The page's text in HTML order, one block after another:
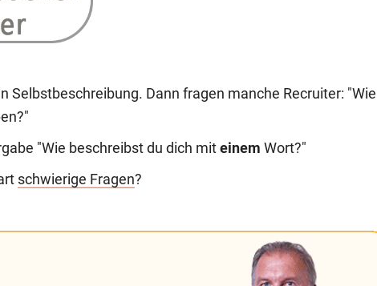
Selbstbeschreibung. Dann fragen manche Recruiter: "Wie
"Wie beschreibst du dich mit einem Wort?"
schwierige Fragen?